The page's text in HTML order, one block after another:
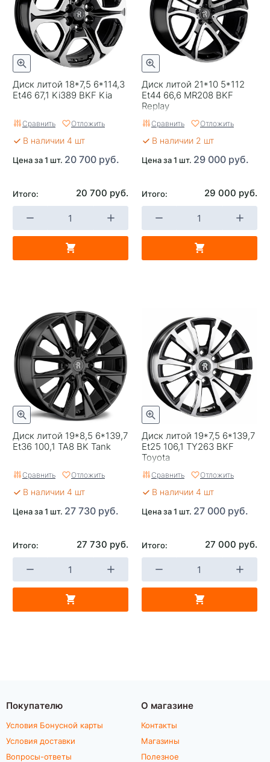
Тип диска
Литые
Гарантия
1 год
Цвет
Серый с полировкой
Категория
Легковые
Китай
Replica
0
Завод изготовитель
Replay
Диск литой 18*7,5 6*114,3
Et46 67,1 Ki389 BKF Kia
Сравнить Отложить
В наличии 4 шт
Цена за 1 шт. 20 700 руб.
Итого: 20 700 руб.
Диск литой 21*10 5*112
Et44 66,6 MR208 BKF
Replay
Сравнить Отложить
В наличии 2 шт
Цена за 1 шт. 29 000 руб.
Итого: 29 000 руб.
Диск литой 19*8,5 6*139,7
Et36 100,1 TA8 BK Tank
Сравнить Отложить
В наличии 4 шт
Цена за 1 шт. 27 730 руб.
Итого: 27 730 руб.
Диск литой 19*7,5 6*139,7
Et25 106,1 TY263 BKF
Toyota
Сравнить Отложить
В наличии 4 шт
Цена за 1 шт. 27 000 руб.
Итого: 27 000 руб.
Покупателю
Условия Бонусной карты
Условия доставки
Вопросы-ответы
О магазине
Контакты
Магазины
Полезное